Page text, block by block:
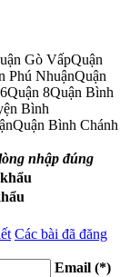
Gò VấpQuận
Phú NhuậnQuận
Quận 8Quận Bình
Bình
Quận Bình Chánh
nhập đúng
Các bài đã đăng
Email (*)